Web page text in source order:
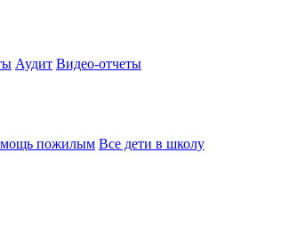
Аудит Видео-отчеты
пожилым Все дети в школу